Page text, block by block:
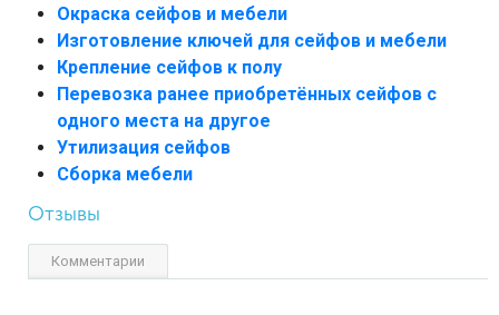
Окраска сейфов и мебели
Изготовление ключей для сейфов и мебели
Крепление сейфов к полу
Перевозка ранее приобретённых сейфов с
одного места на другое
Утилизация сейфов
Сборка мебели
Отзывы
Комментарии